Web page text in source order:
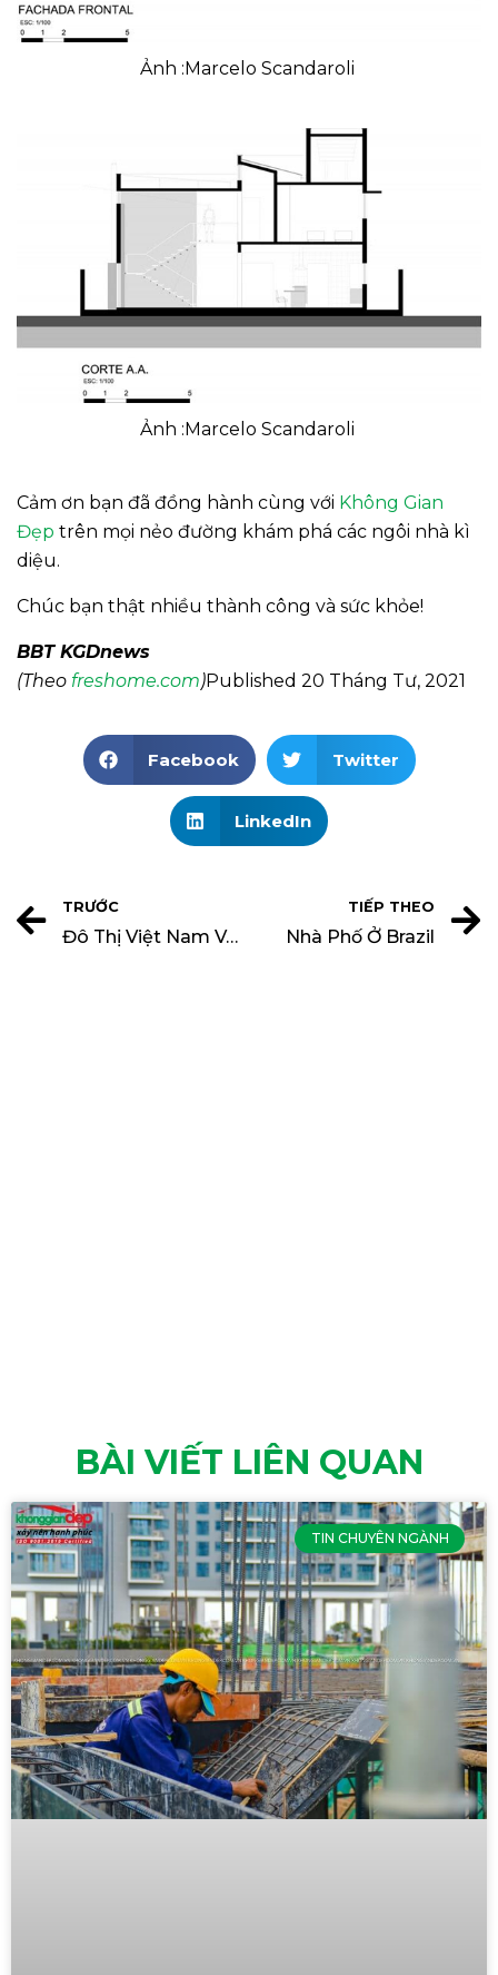
Ảnh :Marcelo Scandaroli
Ảnh :Marcelo Scandaroli
Cảm ơn bạn đã đồng hành cùng với Không Gian
Đẹp trên mọi nẻo đường khám phá các ngôi nhà kì
diệu.
Chúc bạn thật nhiều thành công và sức khỏe!
BBT KGDnews
(Theo freshome.com)Published 20 Tháng Tư, 2021
Facebook Twitter
LinkedIn
TRƯỚC
Đô Thị Việt Nam Và Xu Thế Phát Triển Bền Vững
TIẾP THEO
Nhà Phố Ở Brazil
BÀI VIẾT LIÊN QUAN
TIN CHUYÊN NGÀNH